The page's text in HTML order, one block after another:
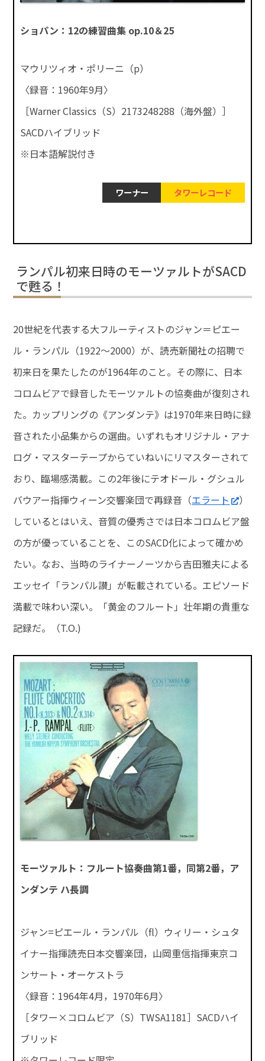
ショパン：12の練習曲集 op.10＆25
マウリツィオ・ポリーニ（p）
〈録音：1960年9月〉
［Warner Classics（S）2173248288（海外盤）］
SACDハイブリッド
※日本語解説付き
ワーナー タワーレコード
ランパル初来日時のモーツァルトがSACD
で甦る！
20世紀を代表する大フルーティストのジャン＝ピエー
ル・ランパル（1922～2000）が、読売新聞社の招聘で
初来日を果たしたのが1964年のこと。その際に、日本
コロムビアで録音したモーツァルトの協奏曲が復刻され
た。カップリングの《アンダンテ》は1970年来日時に録
音された小品集からの選曲。いずれもオリジナル・アナ
ログ・マスターテープからていねいにリマスターされて
おり、臨場感満載。この2年後にテオドール・グシュル
バウアー指揮ウィーン交響楽団で再録音（エラート
）
しているとはいえ、音質の優秀さでは日本コロムビア盤
の方が優っていることを、このSACD化によって確かめ
たい。なお、当時のライナーノーツから吉田雅夫による
エッセイ「ランパル讃」が転載されている。エピソード
満載で味わい深い。「黄金のフルート」壮年期の貴重な
記録だ。（T.O.)
モーツァルト：フルート協奏曲第1番，同第2番，ア
ンダンテ ハ長調
ジャン=ピエール・ランパル（fl）ウィリー・シュタ
イナー指揮読売日本交響楽団，山岡重信指揮東京コ
ンサート・オーケストラ
〈録音：1964年4月，1970年6月〉
［タワー×コロムビア（S）TWSA1181］SACDハイ
ブリッド